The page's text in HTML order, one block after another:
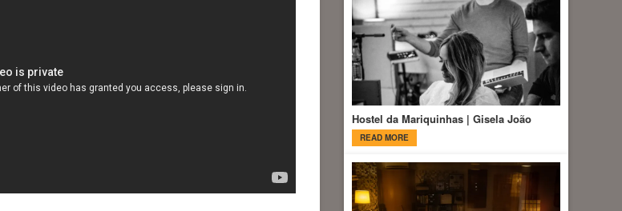
Hostel da Mariquinhas | Gisela João
READ MORE